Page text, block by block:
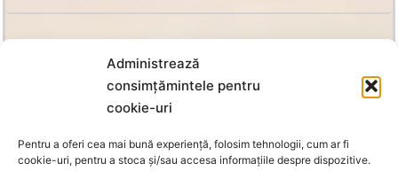
Administrează
consimțămintele pentru
cookie-uri
Pentru a oferi cea mai bună experiență, folosim tehnologii, cum ar fi
cookie-uri, pentru a stoca și/sau accesa informațiile despre dispozitive.
SUBSCRIBE